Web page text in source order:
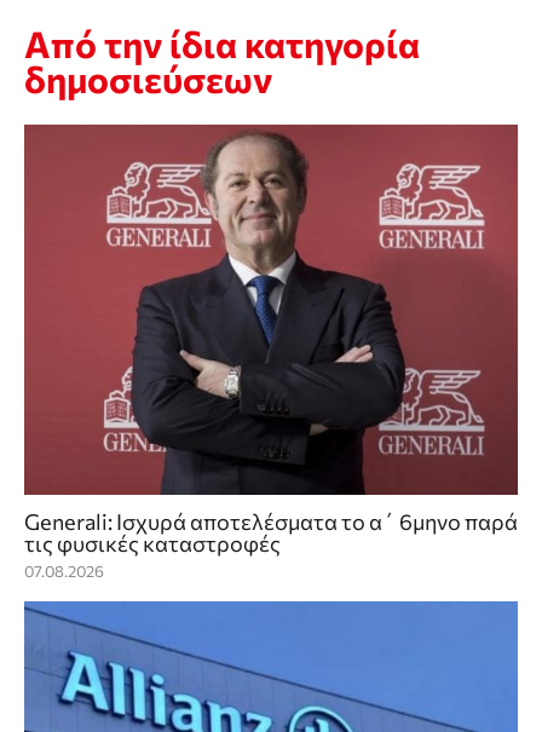
Από την ίδια κατηγορία
δημοσιεύσεων
Generali: Ισχυρά αποτελέσματα το α΄ 6μηνο παρά
τις φυσικές καταστροφές
07.08.2026